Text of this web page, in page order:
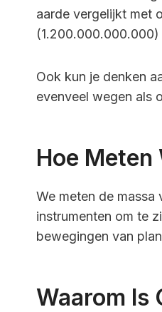
aarde vergelijkt met
(1.200.000.000.000)
Ook kun je denken
evenveel wegen als
Hoe Meten
We meten de
instrumenten om te
bewegingen van
Waarom Is